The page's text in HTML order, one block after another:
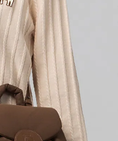
以下簡稱本公司）所提供，讓
，並由商店將買賣／分期付款
帳單繳交帳款。
關係目的，商店將以您的個人
哥大進項蒐集、處理及利用，
認、核對及更正。
oppay.tw/userRule
為交易完成。
但若您需要取消訂單，請聯絡
視為有效，需透過AFTEE先享
帳頁面顯示為準，若有關於
問，請聯繫「AFTEE先享後付
support/home
先享後付」服務完成之交
並將交易相關給付款項請求債
：
費
不提供京站紙袋，取件時